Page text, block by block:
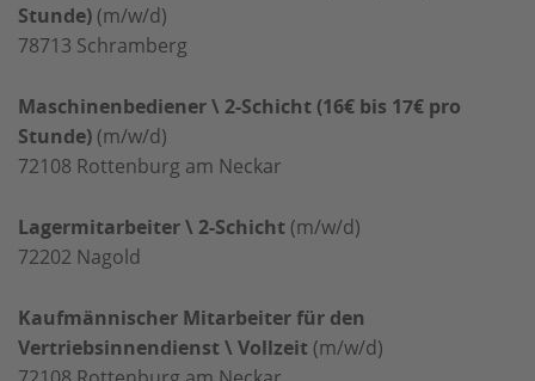
Stunde) (m/w/d)
78713 Schramberg
Maschinenbediener \ 2-Schicht (16€ bis 17€ pro
Stunde) (m/w/d)
72108 Rottenburg am Neckar
Lagermitarbeiter \ 2-Schicht (m/w/d)
72202 Nagold
Kaufmännischer Mitarbeiter für den
Vertriebsinnendienst \ Vollzeit (m/w/d)